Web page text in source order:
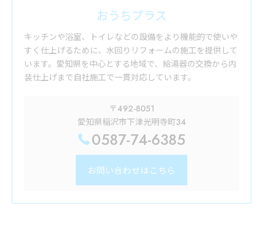
おうちプラス
キッチンや浴室、トイレなどの設備をより機能的で使いや
すく仕上げるために、水回りリフォームの施工を提供して
います。愛知県を中心とする地域で、給湯器の交換から内
装仕上げまで自社施工で一貫対応しています。
〒492-8051
愛知県稲沢市下津光明寺町34
0587-74-6385
お問い合わせはこちら